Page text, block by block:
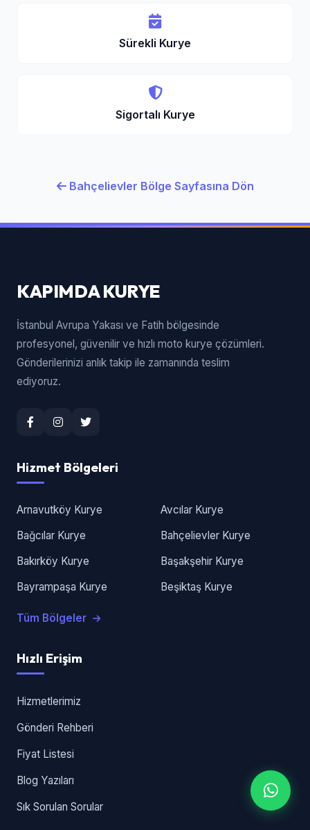
Sürekli Kurye
Sigortalı Kurye
Bahçelievler Bölge Sayfasına Dön
KAPIMDA KURYE
İstanbul Avrupa Yakası ve Fatih bölgesinde
profesyonel, güvenilir ve hızlı moto kurye çözümleri.
Gönderilerinizi anlık takip ile zamanında teslim
ediyoruz.
Hizmet Bölgeleri
Arnavutköy Kurye
Avcılar Kurye
Bağcılar Kurye
Bahçelievler Kurye
Bakırköy Kurye
Başakşehir Kurye
Bayrampaşa Kurye
Beşiktaş Kurye
Tüm Bölgeler
Hızlı Erişim
Hizmetlerimiz
Gönderi Rehberi
Fiyat Listesi
Blog Yazıları
Sık Sorulan Sorular